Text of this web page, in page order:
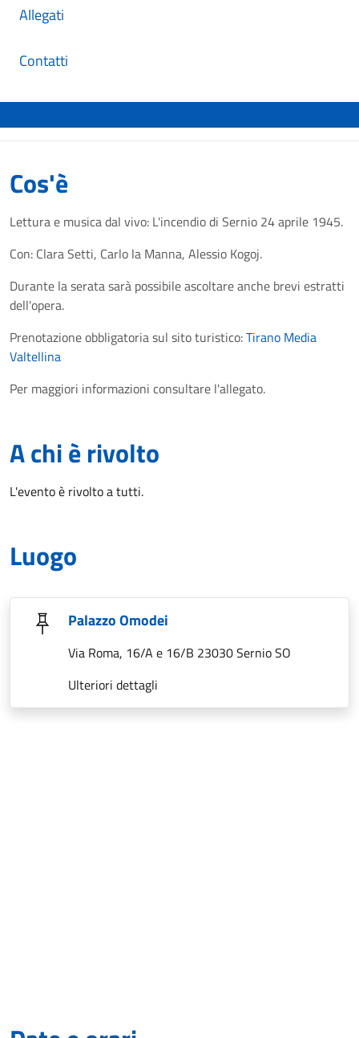
Allegati
Contatti
Cos'è
Lettura e musica dal vivo: L'incendio di Sernio 24 aprile 1945.
Con: Clara Setti, Carlo la Manna, Alessio Kogoj.
Durante la serata sarà possibile ascoltare anche brevi estratti
dell'opera.
Prenotazione obbligatoria sul sito turistico:Tirano Media
Valtellina
Per maggiori informazioni consultare l'allegato.
A chi è rivolto
L'evento è rivolto a tutti.
Luogo
Palazzo Omodei
Via Roma, 16/A e 16/B 23030 Sernio SO
Ulteriori dettagli